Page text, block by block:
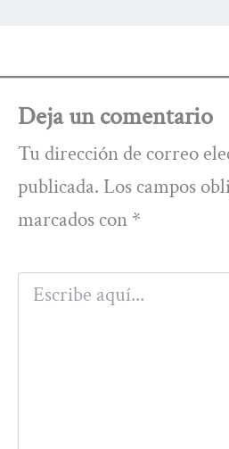
Deja un comentario
Tu dirección de correo
publicada. Los campos
marcados con *
Escribe
aquí...